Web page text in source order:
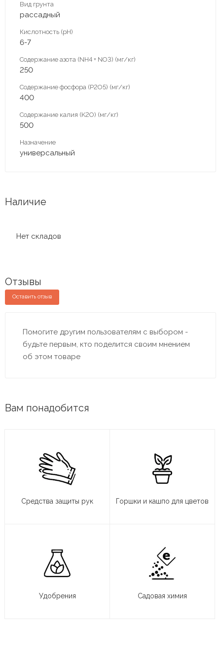
Вид грунта
рассадный
Кислотность (pH)
6-7
Содержание азота (NH4 + NO3) (мг/кг)
250
Содержание фосфора (P2O5) (мг/кг)
400
Содержание калия (K2O) (мг/кг)
500
Назначение
универсальный
Наличие
Нет складов
Отзывы
Оставить отзыв
Помогите другим пользователям с выбором -
будьте первым, кто поделится своим мнением
об этом товаре
Вам понадобится
Средства защиты рук Горшки и кашпо для цветов
Удобрения Садовая химия